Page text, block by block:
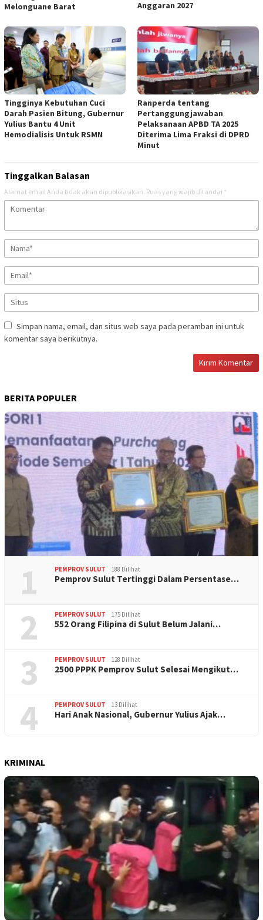
Melonguane Barat
Anggaran 2027
Tingginya Kebutuhan Cuci
Darah Pasien Bitung, Gubernur
Yulius Bantu 4 Unit
Hemodialisis Untuk RSMN
Ranperda tentang
Pertanggungjawaban
Pelaksanaan APBD TA 2025
Diterima Lima Fraksi di DPRD
Minut
Tinggalkan Balasan
Alamat email Anda tidak akan dipublikasikan. Ruas yang wajib ditandai *
Simpan nama, email, dan situs web saya pada peramban ini untuk
komentar saya berikutnya.
BERITA POPULER
1 PEMPROV SULUT 188 Dilihat
Pemprov Sulut Tertinggi Dalam Persentase…
2 PEMPROV SULUT 175 Dilihat
552 Orang Filipina di Sulut Belum Jalani…
3 PEMPROV SULUT 128 Dilihat
2500 PPPK Pemprov Sulut Selesai Mengikut…
4 PEMPROV SULUT 13 Dilihat
Hari Anak Nasional, Gubernur Yulius Ajak…
KRIMINAL